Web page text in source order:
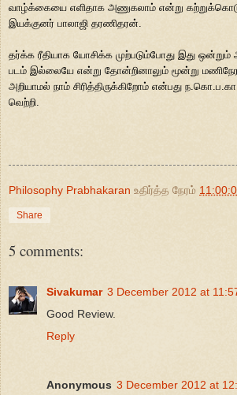
வாழ்க்கையை எளிதாக அணுகலாம் என்று
இயக்குனர் பாலாஜி தரணிதரன்.
தர்க்க ரீதியாக யோசிக்க முற்படும்போது இது
படம் இல்லையே என்று தோன்றினாலும் மூன்று
அறியாமல் நாம் சிரித்திருக்கிறோம் என்பது ந.கொ.ப.கா
வெற்றி.
Philosophy Prabhakaran உதிர்த்த நேரம்
Share
5 comments:
Sivakumar 3 December 2012 at
Good Review.
Reply
Anonymous 3 December 2012 at